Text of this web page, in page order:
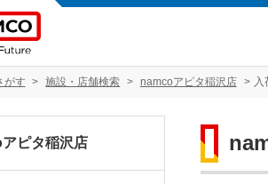
がす 施設・店舗検索 namcoアピタ稲沢店 入
ピタ稲沢店